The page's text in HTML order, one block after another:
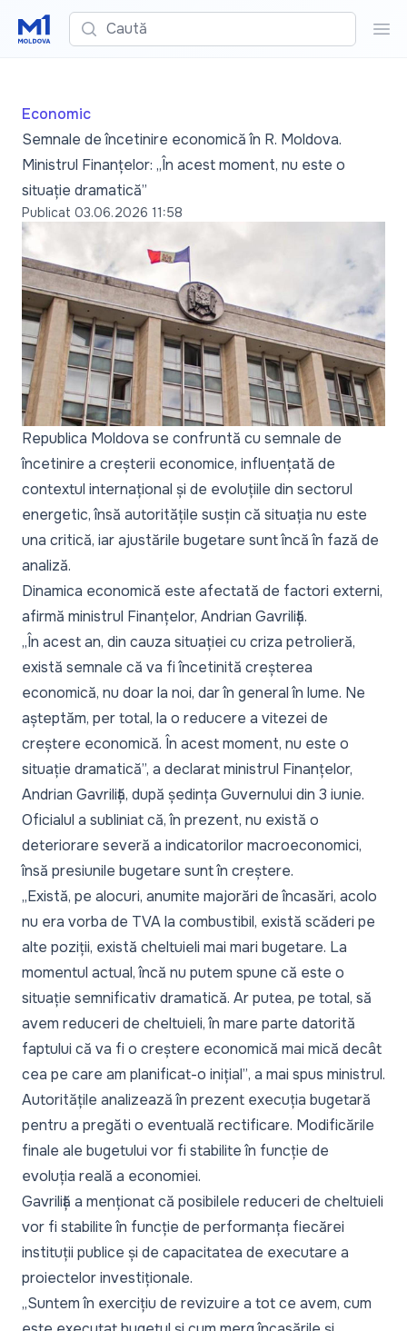
Caută
Economic
Semnale de încetinire economică în R. Moldova.
Ministrul Finanțelor: „În acest moment, nu este o
situație dramatică”
Publicat 03.06.2026 11:58
Republica Moldova se confruntă cu semnale de
încetinire a creșterii economice, influențată de
contextul internațional și de evoluțiile din sectorul
energetic, însă autoritățile susțin că situația nu este
una critică, iar ajustările bugetare sunt încă în fază de
analiză.
Dinamica economică este afectată de factori externi,
afirmă ministrul Finanțelor, Andrian Gavriliță.
„În acest an, din cauza situației cu criza petrolieră,
există semnale că va fi încetinită creșterea
economică, nu doar la noi, dar în general în lume. Ne
așteptăm, per total, la o reducere a vitezei de
creștere economică. În acest moment, nu este o
situație dramatică”, a declarat ministrul Finanțelor,
Andrian Gavriliță, după ședința Guvernului din 3 iunie.
Oficialul a subliniat că, în prezent, nu există o
deteriorare severă a indicatorilor macroeconomici,
însă presiunile bugetare sunt în creștere.
„Există, pe alocuri, anumite majorări de încasări, acolo
nu era vorba de TVA la combustibil, există scăderi pe
alte poziții, există cheltuieli mai mari bugetare. La
momentul actual, încă nu putem spune că este o
situație semnificativ dramatică. Ar putea, pe total, să
avem reduceri de cheltuieli, în mare parte datorită
faptului că va fi o creștere economică mai mică decât
cea pe care am planificat-o inițial”, a mai spus ministrul.
Autoritățile analizează în prezent execuția bugetară
pentru a pregăti o eventuală rectificare. Modificările
finale ale bugetului vor fi stabilite în funcție de
evoluția reală a economiei.
Gavriliță a menționat că posibilele reduceri de cheltuieli
vor fi stabilite în funcție de performanța fiecărei
instituții publice și de capacitatea de executare a
proiectelor investiționale.
„Suntem în exercițiu de revizuire a tot ce avem, cum